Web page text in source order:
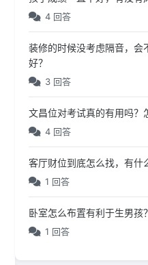
4 回答
装修的时候没考虑隔音，会
好？
3 回答
文昌位对考试真的有用吗？
4 回答
客厅财位到底怎么找，有什
1 回答
卧室怎么布置有利于生男孩？
1 回答